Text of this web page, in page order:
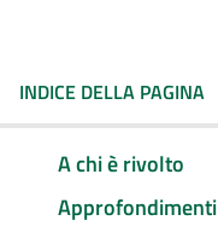
INDICE DELLA PAGINA
A chi è rivolto
Approfondimenti